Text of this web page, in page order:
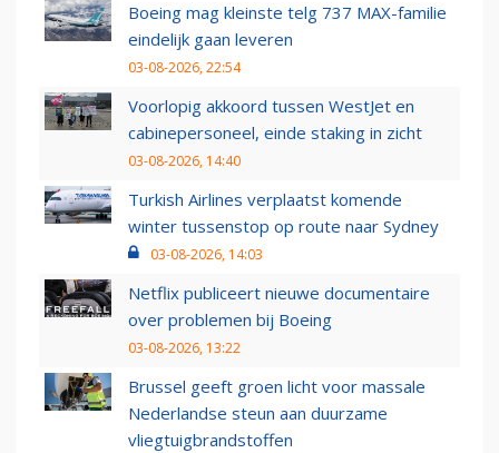
Boeing mag kleinste telg 737 MAX-familie
eindelijk gaan leveren
03-08-2026, 22:54
Voorlopig akkoord tussen WestJet en
cabinepersoneel, einde staking in zicht
03-08-2026, 14:40
Turkish Airlines verplaatst komende
winter tussenstop op route naar Sydney
03-08-2026, 14:03
Netflix publiceert nieuwe documentaire
over problemen bij Boeing
03-08-2026, 13:22
Brussel geeft groen licht voor massale
Nederlandse steun aan duurzame
vliegtuigbrandstoffen